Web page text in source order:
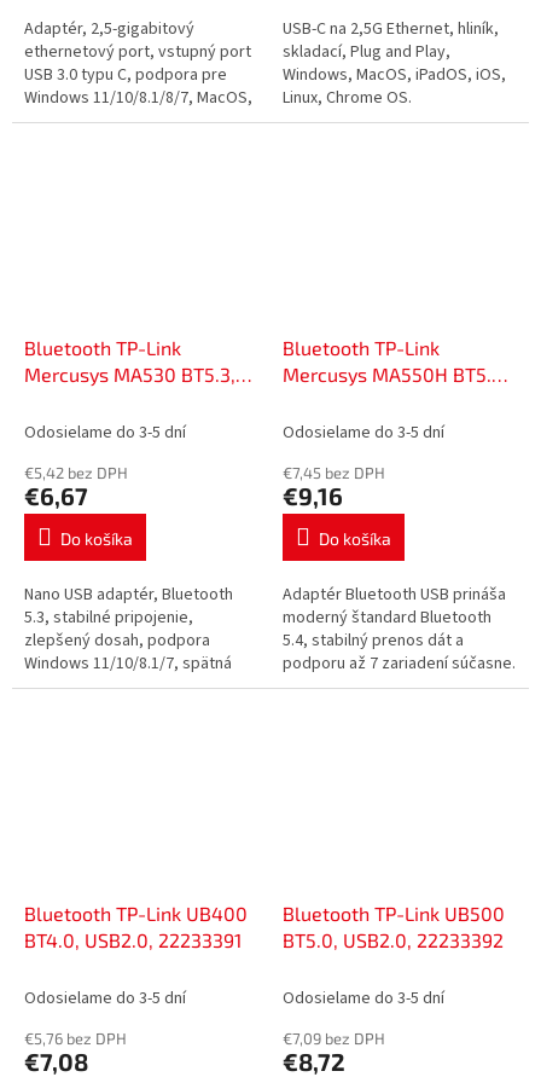
Adaptér, 2,5-gigabitový
ethernetový port, vstupný port
USB 3.0 typu C, podpora pre
Windows 11/10/8.1/8/7, MacOS,
iPadOS, Chrome OS, Linux OS,
USB-C na 2,5G Ethernet, hliník,
skladací, Plug and Play,
Windows, MacOS, iPadOS, iOS,
Linux, Chrome OS.
Bluetooth TP-Link
Mercusys MA530 BT5.3,
Odosielame do 3-5 dní
€5,42 bez DPH
€6,67
Do košíka
Nano USB adaptér, Bluetooth
5.3, stabilné pripojenie,
zlepšený dosah, podpora
Windows 11/10/8.1/7, spätná
kompatibilita so staršími
Bluetooth TP-Link
Mercusys MA550H BT5.4,
Odosielame do 3-5 dní
€7,45 bez DPH
€9,16
Do košíka
Adaptér Bluetooth USB prináša
moderný štandard Bluetooth
5.4, stabilný prenos dát a
podporu až 7 zariadení súčasne.
Nízka spotreba energie,
Bluetooth TP-Link UB400
BT4.0, USB2.0, 22233391
Odosielame do 3-5 dní
€5,76 bez DPH
€7,08
Bluetooth TP-Link UB500
BT5.0, USB2.0, 22233392
Odosielame do 3-5 dní
€7,09 bez DPH
€8,72